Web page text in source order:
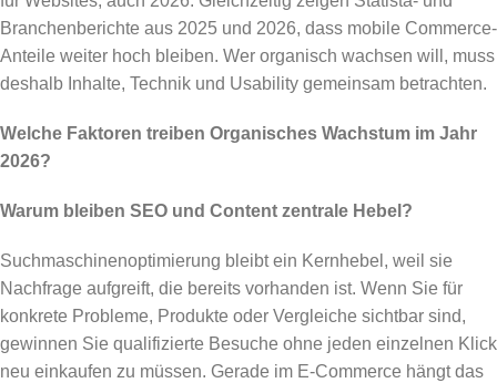
Branchenberichte aus 2025 und 2026, dass mobile Commerce-
Anteile weiter hoch bleiben. Wer organisch wachsen will, muss
deshalb Inhalte, Technik und Usability gemeinsam betrachten.
Welche Faktoren treiben Organisches Wachstum im Jahr
2026?
Warum bleiben SEO und Content zentrale Hebel?
Suchmaschinenoptimierung bleibt ein Kernhebel, weil sie
Nachfrage aufgreift, die bereits vorhanden ist. Wenn Sie für
konkrete Probleme, Produkte oder Vergleiche sichtbar sind,
gewinnen Sie qualifizierte Besuche ohne jeden einzelnen Klick
neu einkaufen zu müssen. Gerade im E-Commerce hängt das